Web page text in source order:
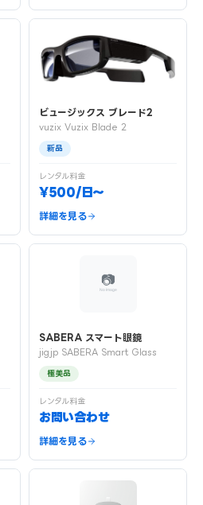
ビュージックス ブレード2
vuzix Vuzix Blade 2
新品
レンタル料金
¥500/日〜
詳細を見る
SABERA スマート眼鏡
jigjp SABERA Smart Glass
極美品
レンタル料金
お問い合わせ
詳細を見る